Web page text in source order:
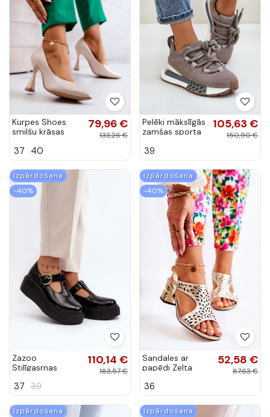
Kurpes Shoes
smilšu krāsas
79,96 €
133,26 €
37 40
Pelēki mākslīgās
zamšas sporta
platformu un
Artiker 54C1463
105,63 €
150,90 €
39
Izpārdošana
-40%
Zazoo
Stilīgasrnas
platformu
110,14 €
183,57 €
37 39
Izpārdošana
-40%
Sandales ar
papēdi Zelta
52,58 €
87,63 €
36
Izpārdošana
Izpārdošana